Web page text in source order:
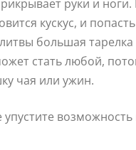
руки и
кускус, и
большая тарелка
стать любой,
чая или ужин.
упустите